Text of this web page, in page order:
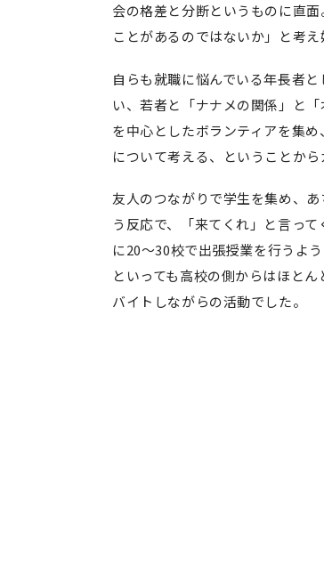
会の格差と分断というものに直
ことがあるのではないか」と考え
自らも就職に悩んでいる年長者
い、若者と「ナナメの関係」と
を中心としたボランティアを集
について考える、ということか
友人のつながりで学生を集め、
う反応で、「来てくれ」と言っ
に20～30校で出張授業を行うよう
といっても高校の側からはほと
バイトしながらの活動でした。